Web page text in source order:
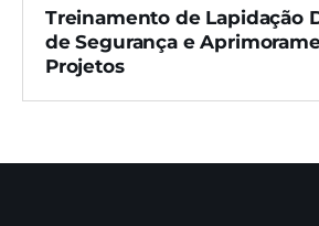
Treinamento de Lapidação
de Segurança e
Projetos